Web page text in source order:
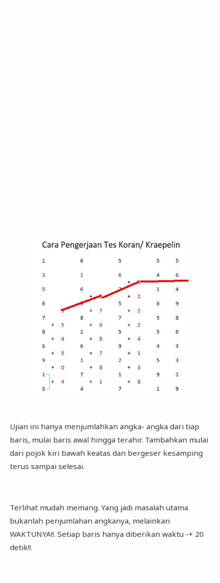
Ujian ini hanya menjumlahkan angka- angka dari tiap
baris, mulai baris awal hingga terahir. Tambahkan mulai
dari pojok kiri bawah keatas dan bergeser kesamping
terus sampai selesai.
Terlihat mudah memang. Yang jadi masalah utama
bukanlah penjumlahan angkanya, melainkan
WAKTUNYA!!. Setiap baris hanya diberikan waktu -+ 20
detik!!.